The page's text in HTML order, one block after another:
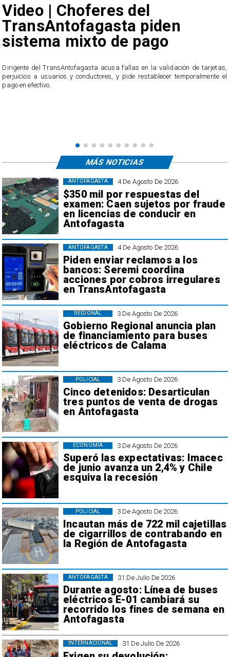
Video | Choferes del
TransAntofagasta piden
sistema mixto de pago
​Dirigente del TransAntofagasta acusa fallas en la validación de tarjetas,
perjuicios a usuarios y conductores, y pide restablecer temporalmente el
pago en efectivo.
4 De Agosto De 2026
$350 mil por respuestas del
examen: Caen sujetos por fraude
en licencias de conducir en
Antofagasta
ANTOFAGASTA
4 De Agosto De 2026
Piden enviar reclamos a los
bancos: Seremi coordina
acciones por cobros irregulares
en TransAntofagasta
ANTOFAGASTA
3 De Agosto De 2026
Gobierno Regional anuncia plan
de financiamiento para buses
eléctricos de Calama
REGIONAL
3 De Agosto De 2026
Cinco detenidos: Desarticulan
tres puntos de venta de drogas
en Antofagasta
POLICIAL
3 De Agosto De 2026
Superó las expectativas: Imacec
de junio avanza un 2,4% y Chile
esquiva la recesión
ECONOMÍA
3 De Agosto De 2026
Incautan más de 722 mil cajetillas
de cigarrillos de contrabando en
la Región de Antofagasta
POLICIAL
31 De Julio De 2026
Durante agosto: Línea de buses
eléctricos E-01 cambiará su
recorrido los fines de semana en
Antofagasta
ANTOFAGASTA
31 De Julio De 2026
INTERNACIONAL
MÁS NOTICIAS